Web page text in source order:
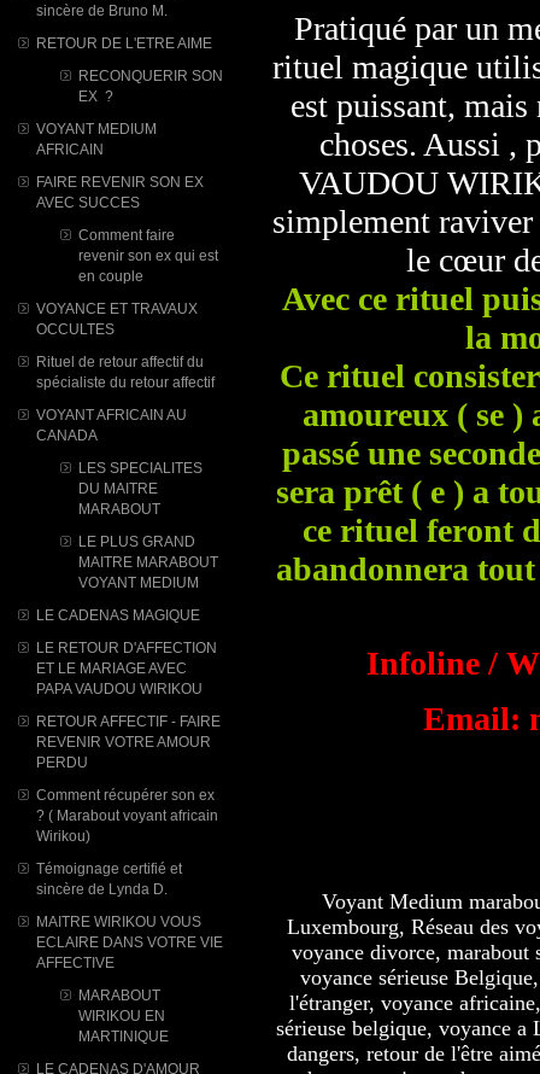
sincère de Bruno M.
RETOUR DE L'ETRE AIME
RECONQUERIR SON
EX ?
VOYANT MEDIUM
AFRICAIN
FAIRE REVENIR SON EX
AVEC SUCCES
Comment faire
revenir son ex qui est
en couple
VOYANCE ET TRAVAUX
OCCULTES
Rituel de retour affectif du
spécialiste du retour affectif
VOYANT AFRICAIN AU
CANADA
LES SPECIALITES
DU MAITRE
MARABOUT
LE PLUS GRAND
MAITRE MARABOUT
VOYANT MEDIUM
LE CADENAS MAGIQUE
LE RETOUR D'AFFECTION
ET LE MARIAGE AVEC
PAPA VAUDOU WIRIKOU
RETOUR AFFECTIF - FAIRE
REVENIR VOTRE AMOUR
PERDU
Comment récupérer son ex
? ( Marabout voyant africain
Wirikou)
Témoignage certifié et
sincère de Lynda D.
MAITRE WIRIKOU VOUS
ECLAIRE DANS VOTRE VIE
AFFECTIVE
MARABOUT
WIRIKOU ​EN
MARTINIQUE
LE CADENAS D'AMOUR
Pratiqué par un
rituel magique
est puissant,
choses. Aussi ,
VAUDOU
simplement
le cœur
Avec ce rituel
la
Ce rituel
amoureux ( se
passé une
sera prêt ( e ) a
ce rituel feront
abandonnera
Infoline /
Email:
Voyant Medium
Luxembourg, Réseau des
voyance divorce, marabout
voyance sérieuse
l'étranger, voyance
sérieuse belgique, voyance
dangers, retour de l'être